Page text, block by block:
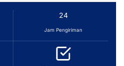
24
Jam Pengiriman